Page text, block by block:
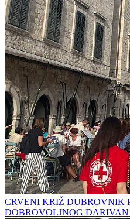
CRVENI KRIŽ DUBROVNIK
DOBROVOLJNOG